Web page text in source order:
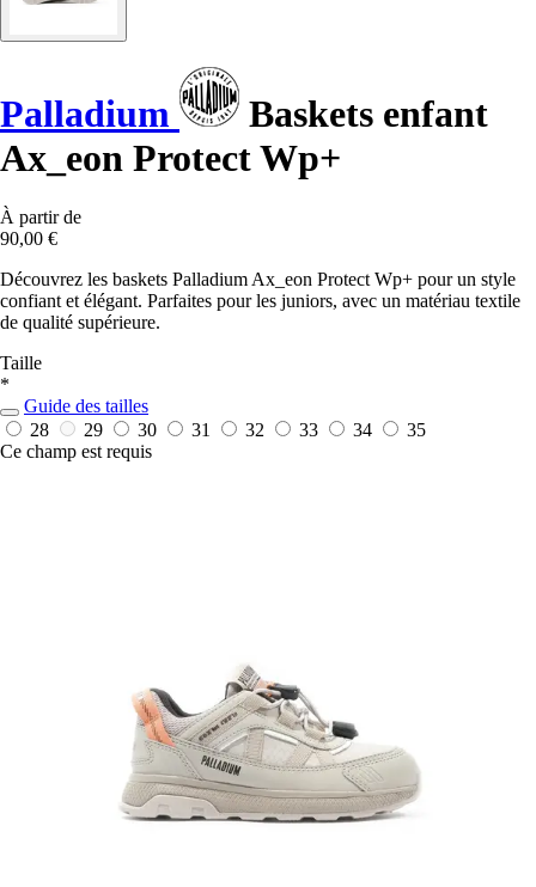
Palladium
Baskets enfant
Ax_eon Protect Wp+
À partir de
90,00 €
Découvrez les baskets Palladium Ax_eon Protect Wp+ pour un style
confiant et élégant. Parfaites pour les juniors, avec un matériau textile
de qualité supérieure.
Taille
*
Guide des tailles
28
29 30 31 32 33 34
35
Ce champ est requis